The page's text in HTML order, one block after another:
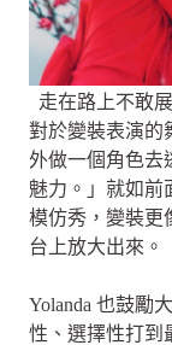
走在路上不敢
對於變裝表演的
外做一個角色去
魅力。」就如前
模仿秀，變裝更
台上放大出來。
Yolanda 也鼓勵
性、選擇性打到